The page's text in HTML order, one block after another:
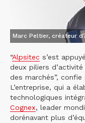
Marc Peltier, créateur
“Alpsitec s’est
deux piliers
des marchés”,
L’entreprise, qui a
technologiques
Cognex, leader
dorénavant plus